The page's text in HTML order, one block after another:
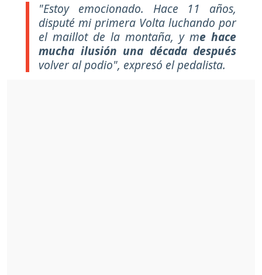
"Estoy emocionado. Hace 11 años,
disputé mi primera Volta luchando por
el maillot de la montaña, y me hace
mucha ilusión una década después
volver al podio", expresó el pedalista.